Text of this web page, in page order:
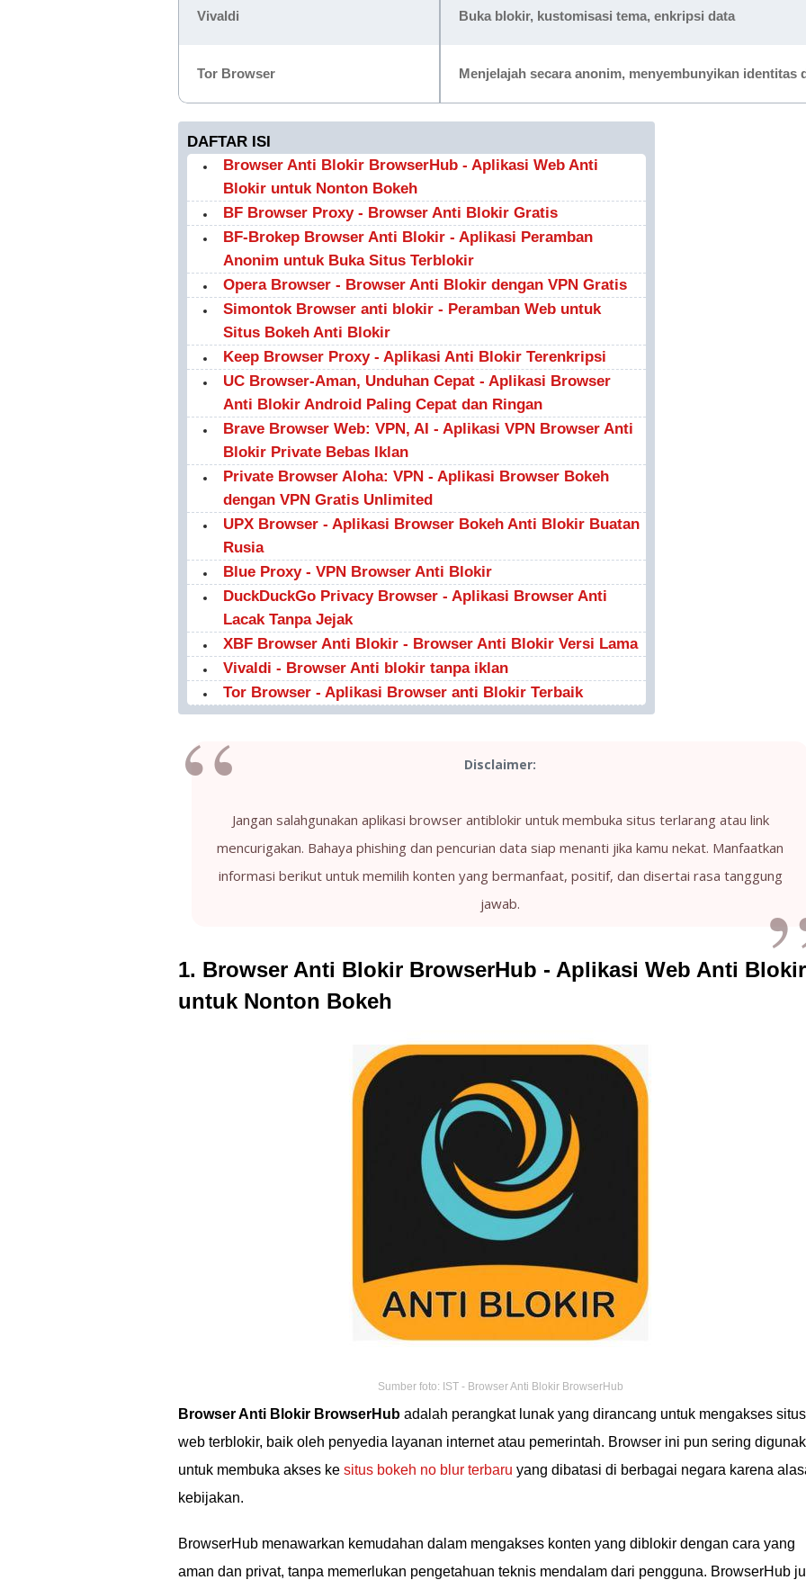
Vivaldi Buka blokir, kustomisasi tema, enkripsi data
Tor Browser Menjelajah secara anonim, menyembunyikan identitas
DAFTAR ISI
Browser Anti Blokir BrowserHub - Aplikasi Web Anti
Blokir untuk Nonton Bokeh
BF Browser Proxy - Browser Anti Blokir Gratis
BF-Brokep Browser Anti Blokir - Aplikasi Peramban
Anonim untuk Buka Situs Terblokir
Opera Browser - Browser Anti Blokir dengan VPN Gratis
Simontok Browser anti blokir - Peramban Web untuk
Situs Bokeh Anti Blokir
Keep Browser Proxy - Aplikasi Anti Blokir Terenkripsi
UC Browser-Aman, Unduhan Cepat - Aplikasi Browser
Anti Blokir Android Paling Cepat dan Ringan
Brave Browser Web: VPN, AI - Aplikasi VPN Browser Anti
Blokir Private Bebas Iklan
Private Browser Aloha: VPN - Aplikasi Browser Bokeh
dengan VPN Gratis Unlimited
UPX Browser - Aplikasi Browser Bokeh Anti Blokir Buatan
Rusia
Blue Proxy - VPN Browser Anti Blokir
DuckDuckGo Privacy Browser - Aplikasi Browser Anti
Lacak Tanpa Jejak
XBF Browser Anti Blokir - Browser Anti Blokir Versi Lama
Vivaldi - Browser Anti blokir tanpa iklan
Tor Browser - Aplikasi Browser anti Blokir Terbaik
Disclaimer:
Jangan salahgunakan aplikasi browser antiblokir untuk membuka situs terlarang atau link
mencurigakan. Bahaya phishing dan pencurian data siap menanti jika kamu nekat. Manfaatkan
informasi berikut untuk memilih konten yang bermanfaat, positif, dan disertai rasa tanggung
jawab.
1. Browser Anti Blokir BrowserHub - Aplikasi Web Anti Blokir
untuk Nonton Bokeh
Sumber foto: IST - Browser Anti Blokir BrowserHub
Browser Anti Blokir BrowserHub adalah perangkat lunak yang dirancang untuk mengakses situs
web terblokir, baik oleh penyedia layanan internet atau pemerintah. Browser ini pun sering
untuk membuka akses ke situs bokeh no blur terbaru yang dibatasi di berbagai negara karena
kebijakan.
BrowserHub menawarkan kemudahan dalam mengakses konten yang diblokir dengan cara yang
aman dan privat, tanpa memerlukan pengetahuan teknis mendalam dari pengguna. BrowserHub